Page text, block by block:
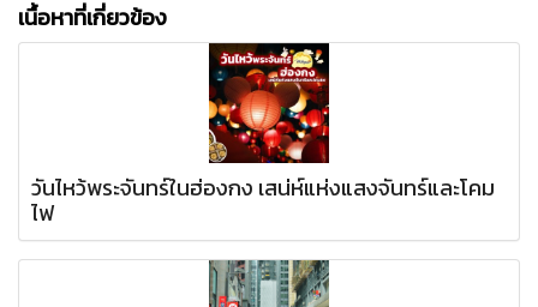
เนื้อหาที่เกี่ยวข้อง
วันไหว้พระจันทร์ในฮ่องกง เสน่ห์แห่งแสงจันทร์และโคม
ไฟ